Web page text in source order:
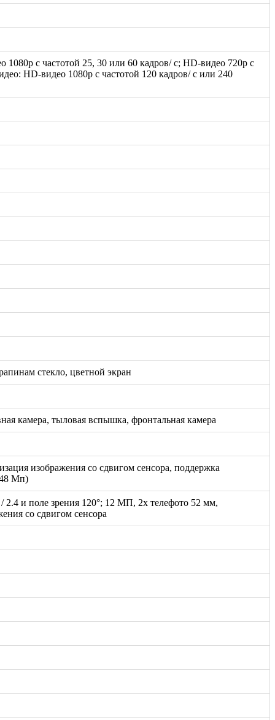
1080p с частотой 25, 30 или 60 кадров/ с; HD-видео 720p с
HD-видео 1080р c частотой 120 кадров/ с или 240
стекло, цветной экран
камера, тыловая вспышка, фронтальная камера
изображения со сдвигом сенсора, поддержка
Мп)
и поле зрения 120°; 12 МП, 2x телефото 52 мм,
со сдвигом сенсора